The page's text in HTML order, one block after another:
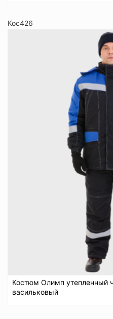
Кос426
Костюм Олимп утепленный
васильковый